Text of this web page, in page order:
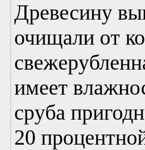
Древесину
очищали от
имеет
сруба
20